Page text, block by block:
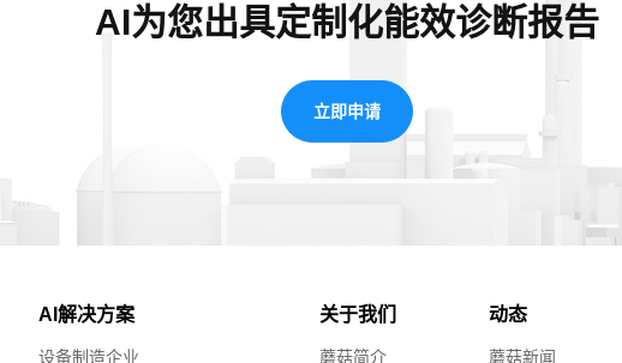
AI为您出具定制化能效诊断报告
立即申请
AI解决方案
设备制造企业
关于我们
蘑菇简介
动态
蘑菇新闻